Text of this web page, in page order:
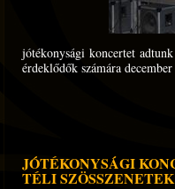
jótékonysági koncertet
érdeklődők számára
JÓTÉKONYSÁGI
TÉLI SZÖSSZENETEK